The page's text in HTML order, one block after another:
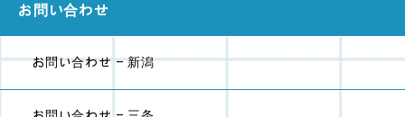
お問い合わせ
お問い合わせ - 新潟